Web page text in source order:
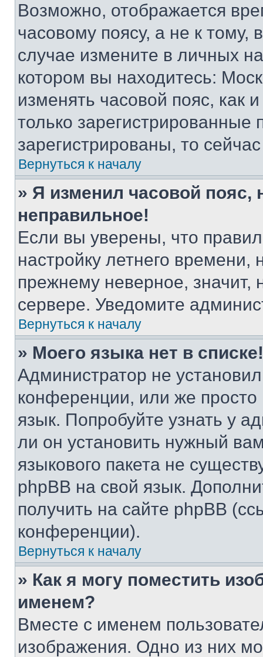
Возможно, отображается
часовому поясу, а не к тому,
случае измените в личных
котором вы находитесь:
изменять часовой пояс, как
только
зарегистрированы, то
Вернуться к началу
» Я изменил часовой пояс,
неправильное!
Если вы уверены, что
настройку летнего
прежнему неверное, значит,
сервере. Уведомите
Вернуться к началу
» Моего языка нет в списке!
Администратор не
конференции, или же
язык. Попробуйте узнать у
ли он установить нужный
языкового пакета не
phpBB на свой язык.
получить на сайте phpBB
конференции).
Вернуться к началу
» Как я могу поместить
именем?
Вместе с именем
изображения. Одно из них